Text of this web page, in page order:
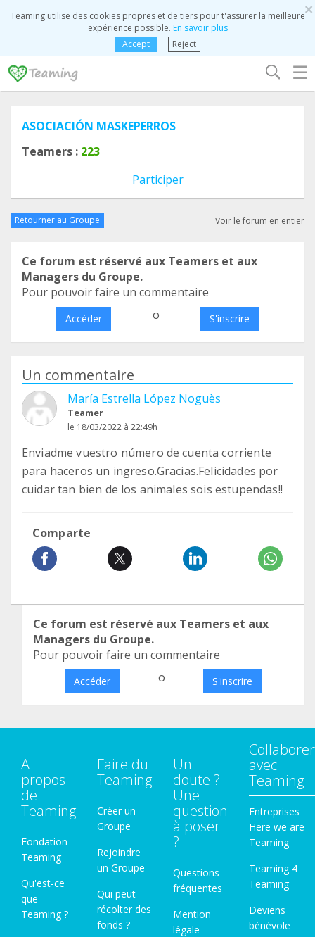
×
Teaming utilise des cookies propres et de tiers pour t'assurer la meilleure
expérience possible. En savoir plus
Accept
Reject
☰
ASOCIACIÓN MASKEPERROS
Teamers : 223
Participer
Retourner au Groupe Voir le forum en entier
Ce forum est réservé aux Teamers et aux
Managers du Groupe.
Pour pouvoir faire un commentaire
Accéder o S'inscrire
Un commentaire
María Estrella López Noguès
Teamer
le 18/03/2022 à 22:49h
Enviadme vuestro número de cuenta corriente
para haceros un ingreso.Gracias.Felicidades por
cuidar tan bien de los animales sois estupendas!!
Comparte
Ce forum est réservé aux Teamers et aux
Managers du Groupe.
Pour pouvoir faire un commentaire
Accéder o S'inscrire
A
propos
de
Teaming
Fondation
Teaming
Qu'est-ce
que
Teaming ?
Faire du
Teaming
Créer un
Groupe
Rejoindre
un Groupe
Qui peut
récolter des
fonds ?
Un
doute ?
Une
question
à poser
?
Questions
fréquentes
Mention
légale
Collaborer
avec
Teaming
Entreprises
Here we are
Teaming
Teaming 4
Teaming
Deviens
bénévole